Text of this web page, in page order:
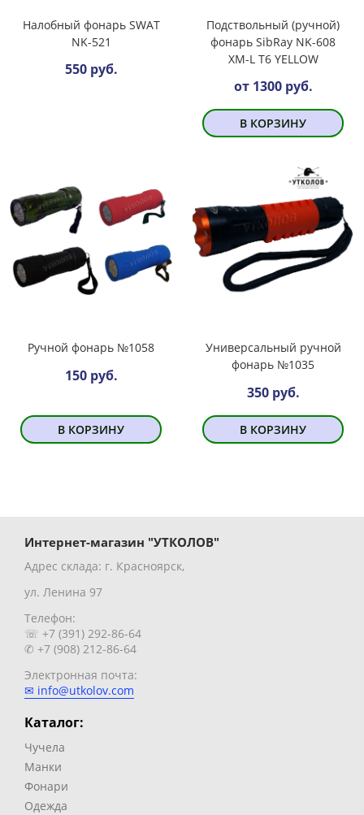
Налобный фонарь SWAT
NK-521
550 руб.
Подствольный (ручной)
фонарь SibRay NK-608
XM-L T6 YELLOW
от 1300 руб.
В КОРЗИНУ
Ручной фонарь №1058
150 руб.
В КОРЗИНУ
Универсальный ручной
фонарь №1035
350 руб.
В КОРЗИНУ
Интернет-магазин "УТКОЛОВ"
Адрес склада: г. Красноярск,
ул. Ленина 97
Телефон:
☏ +7 (391) 292-86-64
✆ +7 (908) 212-86-64
Электронная почта:
✉ info@utkolov.com
Каталог:
Чучела
Манки
Фонари
Одежда